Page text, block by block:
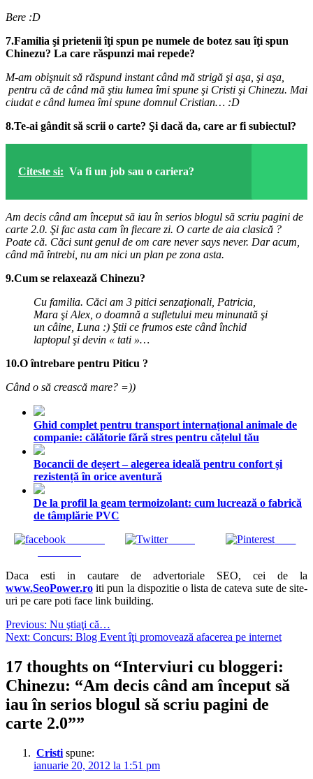
Bere :D
7.Familia şi prietenii îţi spun pe numele de botez sau îţi spun
Chinezu? La care răspunzi mai repede?
M-am obişnuit să răspund instant când mă strigă şi aşa, şi aşa,
pentru că de când mă ştiu lumea îmi spune şi Cristi şi Chinezu. Mai
ciudat e când lumea îmi spune domnul Cristian… :D
8.Te-ai gândit să scrii o carte? Şi dacă da, care ar fi subiectul?
Citeste si: Va fi un job sau o cariera?
Am decis când am început să iau în serios blogul să scriu pagini de
carte 2.0. Şi fac asta cam în fiecare zi. O carte de aia clasică ?
Poate că. Căci sunt genul de om care never says never. Dar acum,
când mă întrebi, nu am nici un plan pe zona asta.
9.Cum se relaxează Chinezu?
Cu familia. Căci am 3 pitici senzaţionali, Patricia,
Mara şi Alex, o doamnă a sufletului meu minunată şi
un câine, Luna :) Ştii ce frumos este când închid
laptopul şi devin « tati »…
10.O întrebare pentru Piticu ?
Când o să crească mare? =))
Ghid complet pentru transport internațional animale de
companie: călătorie fără stres pentru cățelul tău
Bocancii de deșert – alegerea ideală pentru confort și
rezistență în orice aventură
De la profil la geam termoizolant: cum lucrează o fabrică
de tâmplărie PVC
Tweet Save
Daca esti in cautare de advertoriale SEO, cei de la
www.SeoPower.ro iti pun la dispozitie o lista de cateva sute de site-
uri pe care poti face link building.
Navigare
în
articole
Previous: Nu ştiaţi că…
Next: Concurs: Blog Event îţi promovează afacerea pe internet
17 thoughts on “Interviuri cu bloggeri:
Chinezu: “Am decis când am început să
iau în serios blogul să scriu pagini de
carte 2.0””
Cristi spune:
ianuarie 20, 2012 la 1:51 pm